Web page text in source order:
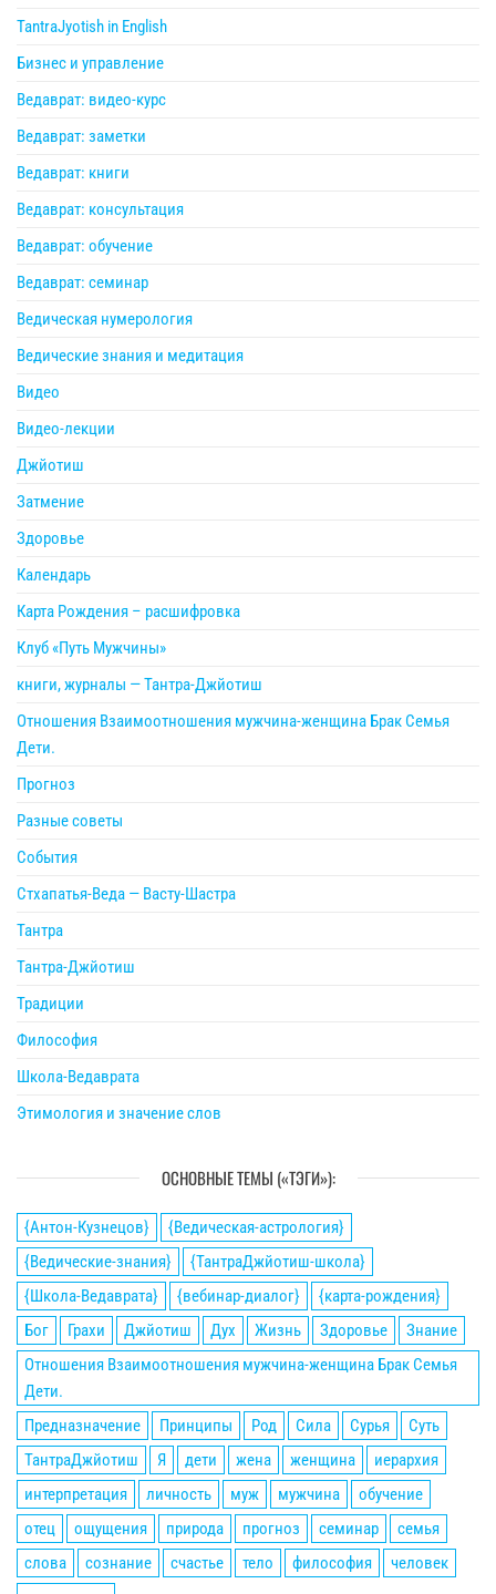
TantraJyotish in English
Бизнес и управление
Ведаврат: видео-курс
Ведаврат: заметки
Ведаврат: книги
Ведаврат: консультация
Ведаврат: обучение
Ведаврат: семинар
Ведическая нумерология
Ведические знания и медитация
Видео
Видео-лекции
Джйотиш
Затмение
Здоровье
Календарь
Карта Рождения – расшифровка
Клуб «Путь Мужчины»
книги, журналы — Тантра-Джйотиш
Отношения Взаимоотношения мужчина-женщина Брак Семья
Дети.
Прогноз
Разные советы
События
Стхапатья-Веда — Васту-Шастра
Тантра
Тантра-Джйотиш
Традиции
Философия
Школа-Ведаврата
Этимология и значение слов
ОСНОВНЫЕ ТЕМЫ («ТЭГИ»):
{Антон-Кузнецов}
{Ведическая-астрология}
{Ведические-знания}
{ТантраДжйотиш-школа}
{Школа-Ведаврата}
{вебинар-диалог}
{карта-рождения}
Бог
Грахи Джйотиш Дух Жизнь Здоровье
Знание
Отношения Взаимоотношения мужчина-женщина Брак Семья
Дети.
Предназначение
Принципы Род Сила Сурья
Суть
ТантраДжйотиш
Я дети жена женщина
иерархия
интерпретация
личность муж мужчина
обучение
отец
ощущения природа прогноз семинар
семья
слова
сознание счастье тело философия
человек